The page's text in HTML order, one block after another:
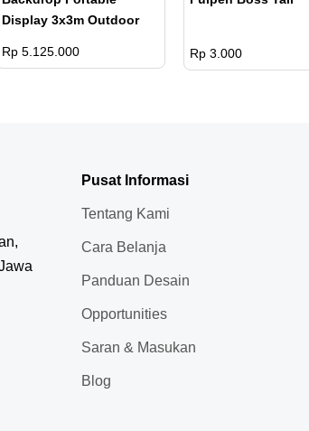
Display 3x3m Outdoor
Rp 5.125.000 Rp 3.000
Pusat Informasi
Tentang Kami
Cara Belanja
Panduan Desain
Opportunities
Saran & Masukan
Blog